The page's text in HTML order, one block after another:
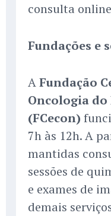
consulta
Fundações e
AFundação
Oncologia do
(FCecon)
7h às 12h. A
mantidas
sessões de
e exames de
demais